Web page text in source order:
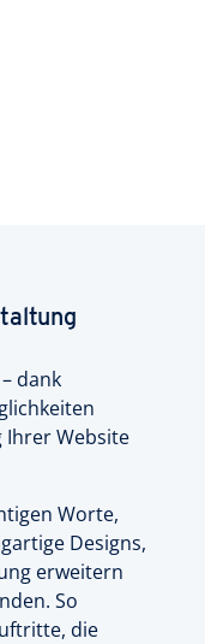
dank
Ihrer Website
Worte,
Designs,
erweitern
So
die